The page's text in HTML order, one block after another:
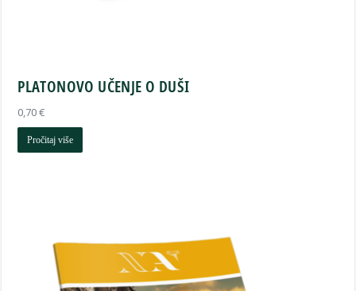
PLATONOVO UČENJE O DUŠI
0,70€
Pročitaj više